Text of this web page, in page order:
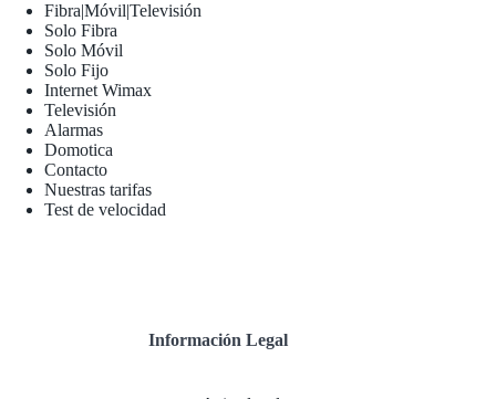
Fibra|Móvil|Televisión
Solo Fibra
Solo Móvil
Solo Fijo
Internet Wimax
Televisión
Alarmas
Domotica
Contacto
Nuestras tarifas
Test de velocidad
Información Legal